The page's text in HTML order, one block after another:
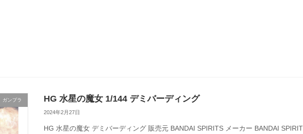
ガンプラ HG 水星の魔女 1/144 デミバーディング
2024年2月27日
HG 水星の魔女 デミバーディング 販売元 BANDAI SPIRITS メーカー BANDAI